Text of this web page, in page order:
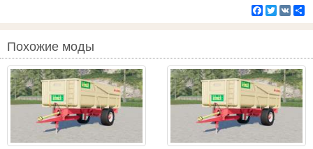
Facebook
Twitter
VK
Похожие моды